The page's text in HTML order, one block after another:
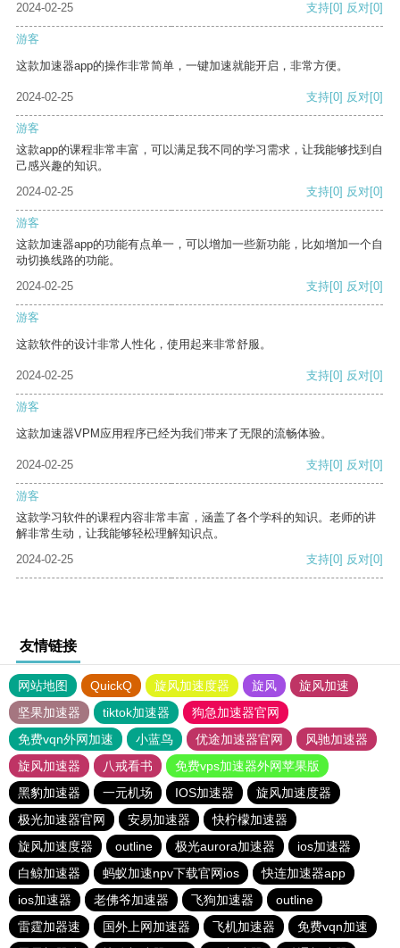
2024-02-25 支持[0] 反对[0]
游客
这款加速器app的操作非常简单，一键加速就能开启，非常方便。
2024-02-25 支持[0] 反对[0]
游客
这款app的课程非常丰富，可以满足我不同的学习需求，让我能够找到自
己感兴趣的知识。
2024-02-25
支持[0] 反对[0]
游客
这款加速器app的功能有点单一，可以增加一些新功能，比如增加一个自
动切换线路的功能。
2024-02-25
支持[0] 反对[0]
游客
这款软件的设计非常人性化，使用起来非常舒服。
2024-02-25 支持[0] 反对[0]
游客
这款加速器VPM应用程序已经为我们带来了无限的流畅体验。
2024-02-25 支持[0] 反对[0]
游客
这款学习软件的课程内容非常丰富，涵盖了各个学科的知识。老师的讲
解非常生动，让我能够轻松理解知识点。
2024-02-25
支持[0] 反对[0]
友情链接
网站地图 QuickQ 旋风加速度器 旋风
旋风加速
坚果加速器
tiktok加速器
狗急加速器官网
免费vqn外网加速
小蓝鸟 优途加速器官网
风驰加速器
旋风加速器
八戒看书
免费vps加速器外网苹果版
黑豹加速器
一元机场 IOS加速器
旋风加速度器
极光加速器官网
安易加速器
快柠檬加速器
旋风加速度器
outline 极光aurora加速器
ios加速器
白鲸加速器
蚂蚁加速npv下载官网ios
快连加速器app
ios加速器
老佛爷加速器 飞狗加速器
outline
雷霆加器速
国外上网加速器 飞机加速器
免费vqn加速